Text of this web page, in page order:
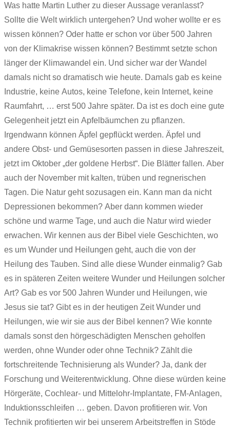
Was hatte Martin Luther zu dieser Aussage veranlasst?
Sollte die Welt wirklich untergehen? Und woher wollte er es
wissen können? Oder hatte er schon vor über 500 Jahren
von der Klimakrise wissen können? Bestimmt setzte schon
länger der Klimawandel ein. Und sicher war der Wandel
damals nicht so dramatisch wie heute. Damals gab es keine
Industrie, keine Autos, keine Telefone, kein Internet, keine
Raumfahrt, … erst 500 Jahre später. Da ist es doch eine gute
Gelegenheit jetzt ein Apfelbäumchen zu pflanzen.
Irgendwann können Äpfel gepflückt werden. Äpfel und
andere Obst- und Gemüsesorten passen in diese Jahreszeit,
jetzt im Oktober „der goldene Herbst“. Die Blätter fallen. Aber
auch der November mit kalten, trüben und regnerischen
Tagen. Die Natur geht sozusagen ein. Kann man da nicht
Depressionen bekommen? Aber dann kommen wieder
schöne und warme Tage, und auch die Natur wird wieder
erwachen. Wir kennen aus der Bibel viele Geschichten, wo
es um Wunder und Heilungen geht, auch die von der
Heilung des Tauben. Sind alle diese Wunder einmalig? Gab
es in späteren Zeiten weitere Wunder und Heilungen solcher
Art? Gab es vor 500 Jahren Wunder und Heilungen, wie
Jesus sie tat? Gibt es in der heutigen Zeit Wunder und
Heilungen, wie wir sie aus der Bibel kennen? Wie konnte
damals sonst den hörgeschädigten Menschen geholfen
werden, ohne Wunder oder ohne Technik? Zählt die
fortschreitende Technisierung als Wunder? Ja, dank der
Forschung und Weiterentwicklung. Ohne diese würden keine
Hörgeräte, Cochlear- und Mittelohr-Implantate, FM-Anlagen,
Induktionsschleifen … geben. Davon profitieren wir. Von
Technik profitierten wir bei unserem Arbeitstreffen in Stöde